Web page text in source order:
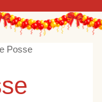
Posse